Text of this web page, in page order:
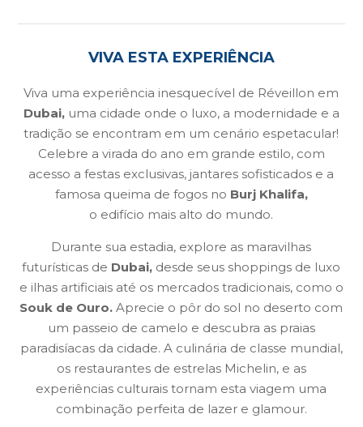
VIVA ESTA EXPERIÊNCIA
Viva uma experiência inesquecível de Réveillon em
Dubai,uma cidade onde o luxo, a modernidade e a
tradição se encontram em um cenário espetacular!
Celebre a virada do ano em grande estilo, com
acesso a festas exclusivas, jantares sofisticados e a
famosa queima de fogos no Burj Khalifa,
o edifício mais alto do mundo.
Durante sua estadia, explore as maravilhas
futurísticas de Dubai, desde seus shoppings de luxo
e ilhas artificiais até os mercados tradicionais, como o
Souk de Ouro. Aprecie o pôr do sol no deserto com
um passeio de camelo e descubra as praias
paradisíacas da cidade. A culinária de classe mundial,
os restaurantes de estrelas Michelin, e as
experiências culturais tornam esta viagem uma
combinação perfeita de lazer e glamour.